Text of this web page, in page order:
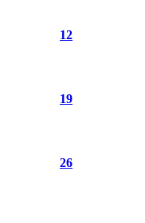
12
19
26